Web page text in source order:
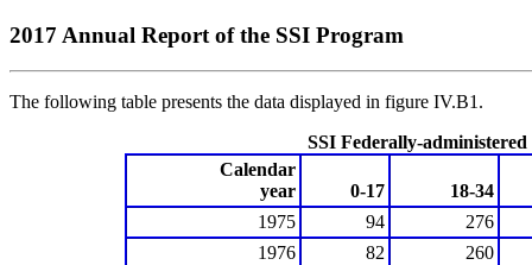
2017 Annual Report of the SSI Program
The following table presents the data displayed in figure IV.B1.
SSI Federally-
Calendar
year
0-17
18-34
1975
94
276
1976
82
260